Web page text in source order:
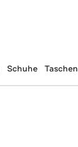
Schuhe Taschen